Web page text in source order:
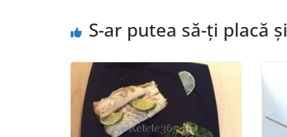
S-ar putea să-ți placă și